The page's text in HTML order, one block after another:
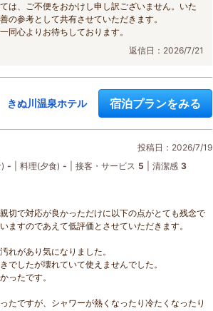
は、ご不便をおかけし申し訳ございません。いた
の参考として共有させていただきます。
同心よりお待ちしております。
返信日：2026/7/21
きぬ川温泉ホテル 宿泊プランをみる
投稿日：2026/7/19
- 料理(夕食) - 接客・サービス 5 清潔感 3
切で対応が良かっただけに以下の点がとても残念で
ますのであえて低評価とさせていただきます。
れがあり気になりました。
でしたが壊れていて使えませんでした。
ったです。
たですが、シャワーが熱くなったり冷たくなったり